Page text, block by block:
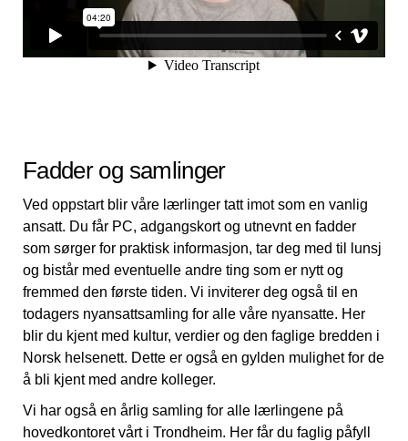
Fadder og samlinger
Ved oppstart blir våre lærlinger tatt imot som en vanlig
ansatt. Du får PC, adgangskort og utnevnt en fadder
som sørger for praktisk informasjon, tar deg med til lunsj
og bistår med eventuelle andre ting som er nytt og
fremmed den første tiden. Vi inviterer deg også til en
todagers nyansattsamling for alle våre nyansatte. Her
blir du kjent med kultur, verdier og den faglige bredden i
Norsk helsenett. Dette er også en gylden mulighet for de
å bli kjent med andre kolleger.
Vi har også en årlig samling for alle lærlingene på
hovedkontoret vårt i Trondheim. Her får du faglig påfyll